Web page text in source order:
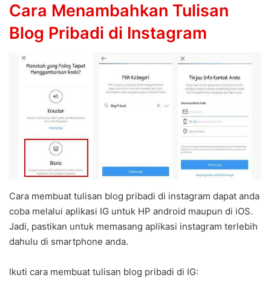
Cara Menambahkan Tulisan
Blog Pribadi di Instagram
Cara membuat tulisan blog pribadi di instagram dapat anda
coba melalui aplikasi IG untuk HP android maupun di iOS.
Jadi, pastikan untuk memasang aplikasi instagram terlebih
dahulu di smartphone anda.
Ikuti cara membuat tulisan blog pribadi di IG: